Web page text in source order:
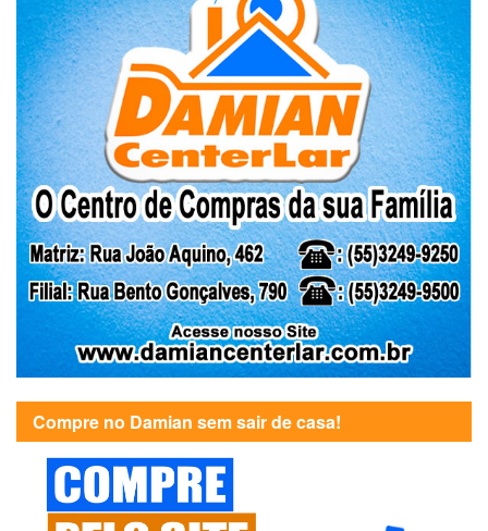
Compre no Damian sem sair de casa!